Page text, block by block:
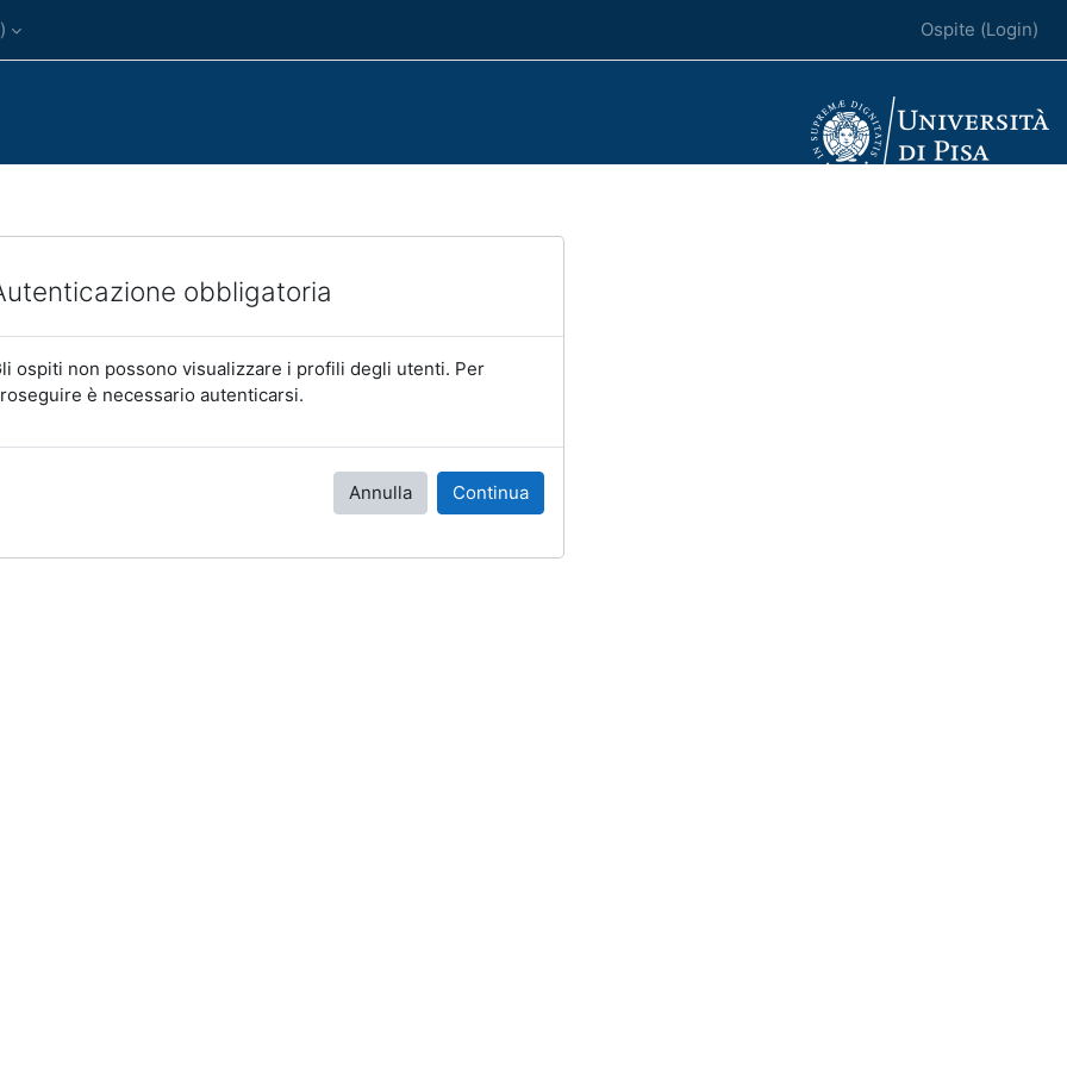
Ospite (Login)
obbligatoria
ospiti non possono visualizzare i profili degli utenti. Per
è necessario autenticarsi.
Annulla Continua